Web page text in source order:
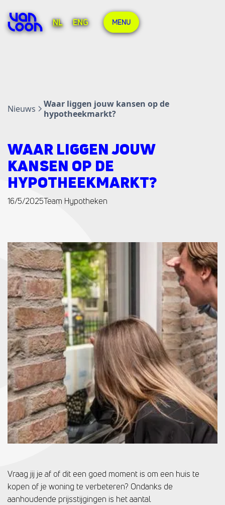
NL ENG MENU
Nieuws
Waar liggen jouw kansen op de
hypotheekmarkt?
WAAR LIGGEN JOUW
KANSEN OP DE
HYPOTHEEKMARKT?
16/5/2025Team Hypotheken
Vraag jij je af of dit een goed moment is om een huis te
kopen of je woning te verbeteren? Ondanks de
aanhoudende prijsstijgingen is het aantal